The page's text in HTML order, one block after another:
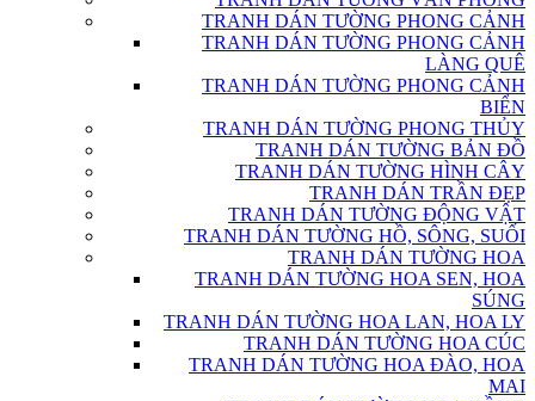
TRANH DÁN TƯỜNG PHONG CẢNH
TRANH DÁN TƯỜNG PHONG CẢNH
LÀNG QUÊ
TRANH DÁN TƯỜNG PHONG CẢNH
BIỂN
TRANH DÁN TƯỜNG PHONG THỦY
TRANH DÁN TƯỜNG BẢN ĐỒ
TRANH DÁN TƯỜNG HÌNH CÂY
TRANH DÁN TRẦN ĐẸP
TRANH DÁN TƯỜNG ĐỘNG VẬT
TRANH DÁN TƯỜNG HỒ, SÔNG, SUỐI
TRANH DÁN TƯỜNG HOA
TRANH DÁN TƯỜNG HOA SEN, HOA
SÚNG
TRANH DÁN TƯỜNG HOA LAN, HOA LY
TRANH DÁN TƯỜNG HOA CÚC
TRANH DÁN TƯỜNG HOA ĐÀO, HOA
MAI